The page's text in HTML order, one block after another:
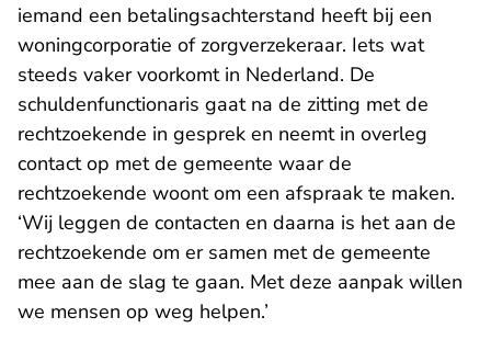
iemand een betalingsachterstand heeft bij een
woningcorporatie of zorgverzekeraar. Iets wat
steeds vaker voorkomt in Nederland. De
schuldenfunctionaris gaat na de zitting met de
rechtzoekende in gesprek en neemt in overleg
contact op met de gemeente waar de
rechtzoekende woont om een afspraak te maken.
‘Wij leggen de contacten en daarna is het aan de
rechtzoekende om er samen met de gemeente
mee aan de slag te gaan. Met deze aanpak willen
we mensen op weg helpen.’